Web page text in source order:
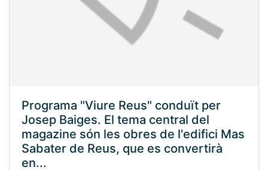
Programa "Viure Reus" conduït per
Josep Baiges. El tema central del
magazine són les obres de l'edifici Mas
Sabater de Reus, que es convertirà
en...